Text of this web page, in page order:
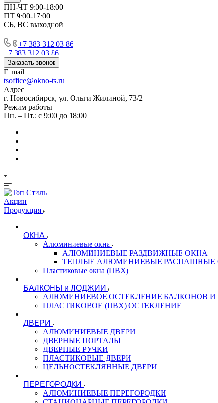
ПН-ЧТ 9:00-18:00
ПТ 9:00-17:00
СБ, ВС выходной
+7 383 312 03 86
+7 383 312 03 86
Заказать звонок
E-mail
tsoffice@okno-ts.ru
Адрес
г. Новосибирск, ул. Ольги Жилиной, 73/2
Режим работы
Пн. – Пт.: с 9:00 до 18:00
Акции
Продукция
ОКНА
Алюминиевые окна
АЛЮМИНИЕВЫЕ РАЗДВИЖНЫЕ ОКНА
ТЕПЛЫЕ АЛЮМИНИЕВЫЕ РАСПАШНЫЕ
Пластиковые окна (ПВХ)
БАЛКОНЫ и ЛОДЖИИ
АЛЮМИНИЕВОЕ ОСТЕКЛЕНИЕ БАЛКОНОВ
ПЛАСТИКОВОЕ (ПВХ) ОСТЕКЛЕНИЕ
ДВЕРИ
АЛЮМИНИЕВЫЕ ДВЕРИ
ДВЕРНЫЕ ПОРТАЛЫ
ДВЕРНЫЕ РУЧКИ
ПЛАСТИКОВЫЕ ДВЕРИ
ЦЕЛЬНОСТЕКЛЯННЫЕ ДВЕРИ
ПЕРЕГОРОДКИ
АЛЮМИНИЕВЫЕ ПЕРЕГОРОДКИ